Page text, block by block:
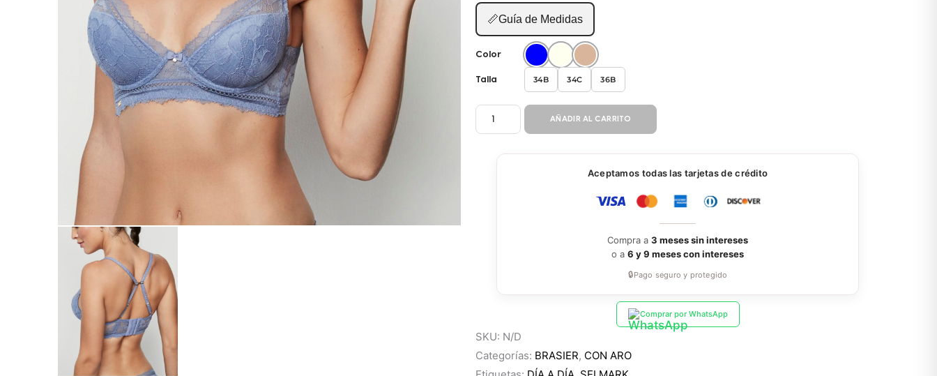
📏Guía de Medidas
Color
Talla 34B 34C 36B
BRASIER
CON
ARO
AÑADIR AL CARRITO
Aceptamos todas las tarjetas de crédito
Compra a 3 meses sin intereses
o a 6 y 9 meses con intereses
🔒Pago seguro y protegido
Comprar por WhatsApp
SKU: N/D
Categorías: BRASIER, CON ARO